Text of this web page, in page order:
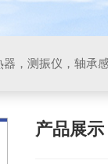
器，测振仪，轴承
产品展示